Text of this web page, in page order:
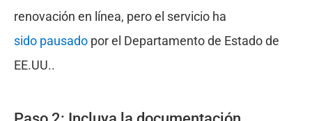
renovación en línea, pero el servicio ha
sido pausado por el Departamento de Estado de
EE.UU..